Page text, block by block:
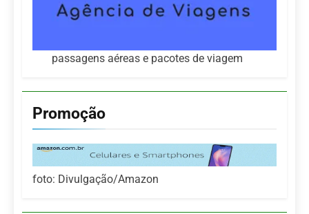
passagens aéreas e pacotes de viagem
Promoção
foto: Divulgação/Amazon